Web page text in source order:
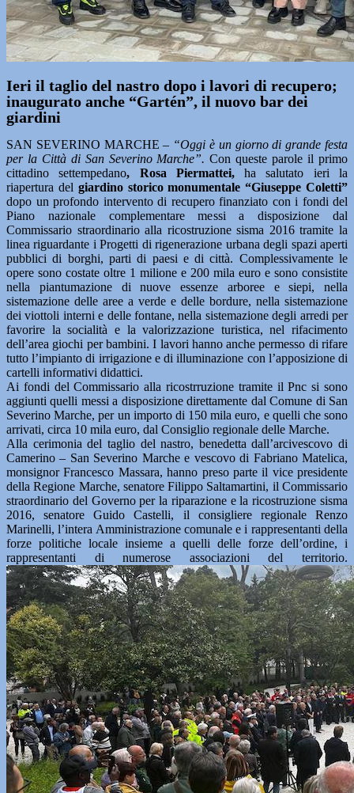
Ieri il taglio del nastro dopo i lavori di recupero;
inaugurato anche “Gartén”, il nuovo bar dei
giardini
SAN SEVERINO MARCHE – “Oggi è un giorno di grande festa
per la Città di San Severino Marche”. Con queste parole il primo
cittadino settempedano, Rosa Piermattei,ha salutato ieri la
riapertura del giardino storico monumentale “Giuseppe Coletti”
dopo un profondo intervento di recupero finanziato con i fondi del
Piano nazionale complementare messi a disposizione dal
Commissario straordinario alla ricostruzione sisma 2016 tramite la
linea riguardante i Progetti di rigenerazione urbana degli spazi aperti
pubblici di borghi, parti di paesi e di città. Complessivamente le
opere sono costate oltre 1 milione e 200 mila euro e sono consistite
nella piantumazione di nuove essenze arboree e siepi, nella
sistemazione delle aree a verde e delle bordure, nella sistemazione
dei viottoli interni e delle fontane, nella sistemazione degli arredi per
favorire la socialità e la valorizzazione turistica, nel rifacimento
dell’area giochi per bambini. I lavori hanno anche permesso di rifare
tutto l’impianto di irrigazione e di illuminazione con l’apposizione di
cartelli informativi didattici.
Ai fondi del Commissario alla ricostrruzione tramite il Pnc si sono
aggiunti quelli messi a disposizione direttamente dal Comune di San
Severino Marche, per un importo di 150 mila euro, e quelli che sono
arrivati, circa 10 mila euro, dal Consiglio regionale delle Marche.
Alla cerimonia del taglio del nastro, benedetta dall’arcivescovo di
Camerino – San Severino Marche e vescovo di Fabriano Matelica,
monsignor Francesco Massara, hanno preso parte il vice presidente
della Regione Marche, senatore Filippo Saltamartini, il Commissario
straordinario del Governo per la riparazione e la ricostruzione sisma
2016, senatore Guido Castelli, il consigliere regionale Renzo
Marinelli, l’intera Amministrazione comunale e i rappresentanti della
forze politiche locale insieme a quelli delle forze dell’ordine, i
rappresentanti di numerose associazioni del territorio.